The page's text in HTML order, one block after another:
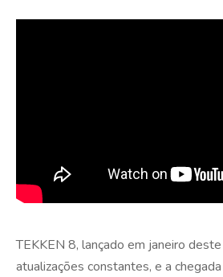
TEKKEN 8, lançado em janeiro
atualizações constantes, e a